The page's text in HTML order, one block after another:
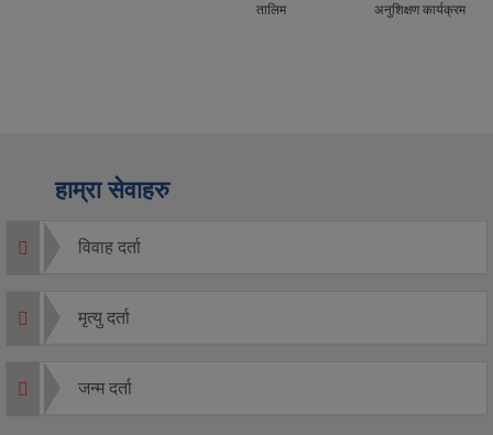
तालिम
अनुशिक्षण कार्यक्रम
हाम्रा सेवाहरु
विवाह दर्ता
मृत्यु दर्ता
जन्म दर्ता